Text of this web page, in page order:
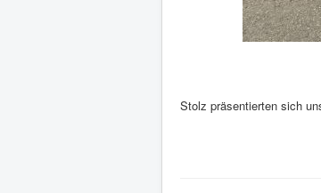
Stolz präsentierten sich